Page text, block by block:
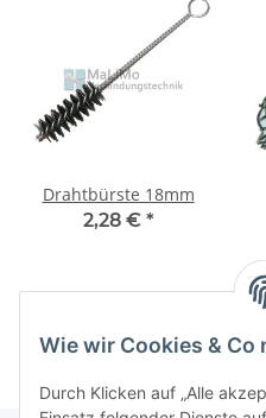
Drahtbürste 18mm
2,28 € *
Wie wir Cookies & Co
Durch Klicken auf „Alle